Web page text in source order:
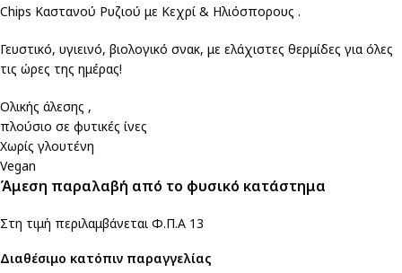
Chips Καστανού Ρυζιού με Κεχρί & Ηλιόσπορους .
Γευστικό, υγιεινό, βιολογικό σνακ, με ελάχιστες θερμίδες για όλες
τις ώρες της ημέρας!
Ολικής άλεσης ,
πλούσιο σε φυτικές ίνες
Χωρίς γλουτένη
Vegan
Άμεση παραλαβή από το φυσικό κατάστημα
Στη τιμή περιλαμβάνεται Φ.Π.Α 13
Διαθέσιμο κατόπιν παραγγελίας